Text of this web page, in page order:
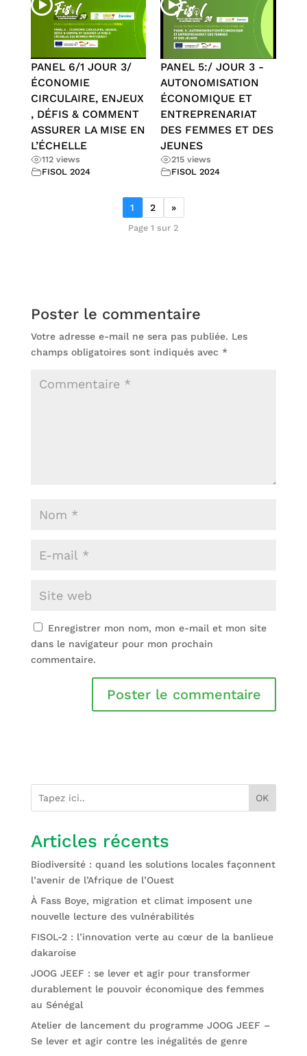
PANEL 6/1 JOUR 3/
ÉCONOMIE
CIRCULAIRE, ENJEUX
, DÉFIS & COMMENT
ASSURER LA MISE EN
L’ÉCHELLE
112 views
FISOL 2024
PANEL 5:/ JOUR 3 -
AUTONOMISATION
ÉCONOMIQUE ET
ENTREPRENARIAT
DES FEMMES ET DES
JEUNES
215 views
FISOL 2024
1 2 »
Page 1 sur 2
Poster le commentaire
Votre adresse e-mail ne sera pas publiée. Les
champs obligatoires sont indiqués avec *
Enregistrer mon nom, mon e-mail et mon site
dans le navigateur pour mon prochain
commentaire.
OK
Articles récents
Biodiversité : quand les solutions locales façonnent
l’avenir de l’Afrique de l’Ouest
À Fass Boye, migration et climat imposent une
nouvelle lecture des vulnérabilités
FISOL-2 : l’innovation verte au cœur de la banlieue
dakaroise
JOOG JEEF : se lever et agir pour transformer
durablement le pouvoir économique des femmes
au Sénégal
Atelier de lancement du programme JOOG JEEF –
Se lever et agir contre les inégalités de genre